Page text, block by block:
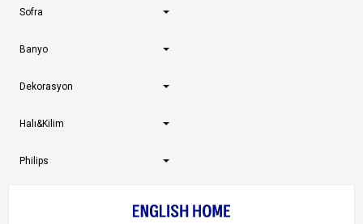
Sofra
Banyo
Dekorasyon
Halı&Kilim
Philips